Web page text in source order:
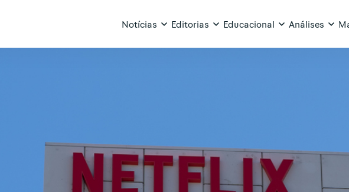
Notícias Editorias Educacional Análises